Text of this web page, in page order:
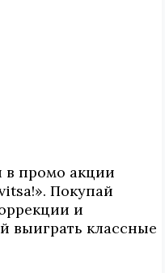
в промо акции
Покупай
и
выиграть классные